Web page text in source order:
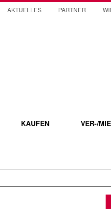
KAUFEN VER-/
AKTUELLES PARTNER